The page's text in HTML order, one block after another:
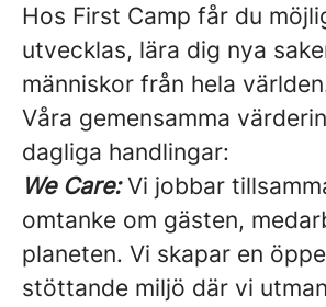
Hos First Camp får du
utvecklas, lära dig nya
människor från hela
Våra gemensamma
dagliga handlingar:
We Care:Vi jobbar
omtanke om gästen,
planeten. Vi skapar en
stöttande miljö där vi